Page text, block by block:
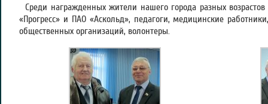
Среди награжденных жители нашего города разных
«Прогресс» и ПАО «Аскольд», педагоги, медицинские
общественных организаций, волонтеры.